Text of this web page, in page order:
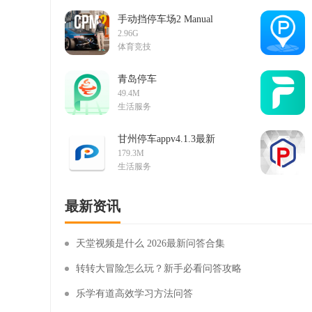
手动挡停车场2 Manual
Parking 21.3.1.3 安卓版
下载
2.96G
体育竞技
青岛停车
appv2026032401最新版
49.4M
生活服务
甘州停车appv4.1.3最新
版
179.3M
生活服务
最新资讯
天堂视频是什么 2026最新问答合集
转转大冒险怎么玩？新手必看问答攻略
乐学有道高效学习方法问答